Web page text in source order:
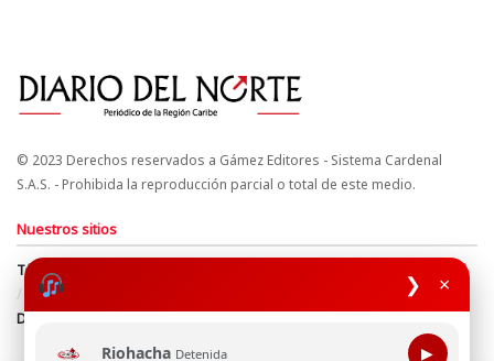
❯ ×
Riohacha Detenida ▶
© 2023 Derechos reservados a Gámez Editores - Sistema Cardenal
S.A.S. - Prohibida la reproducción parcial o total de este medio.
Nuestros sitios
Términos y Condiciones
Derechos de Autor y Propiedad Intelectual
Política de uso de cookies
Política de Tratamiento de Datos
Directrices Editoriales